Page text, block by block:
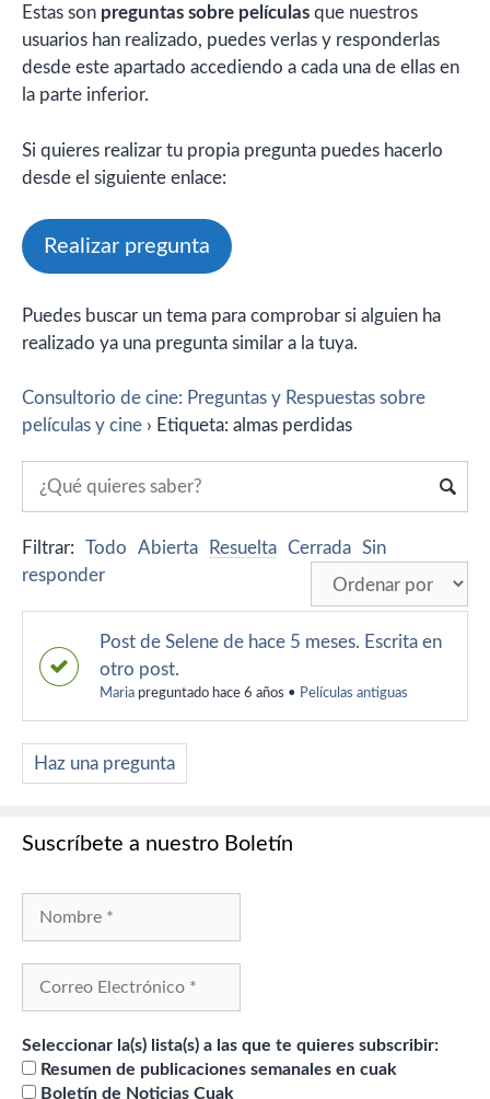
Estas son preguntas sobre películas que nuestros
usuarios han realizado, puedes verlas y responderlas
desde este apartado accediendo a cada una de ellas en
la parte inferior.
Si quieres realizar tu propia pregunta puedes hacerlo
desde el siguiente enlace:
Realizar pregunta
Puedes buscar un tema para comprobar si alguien ha
realizado ya una pregunta similar a la tuya.
Consultorio de cine: Preguntas y Respuestas sobre
películas y cine › Etiqueta: almas perdidas
Filtrar: Todo Abierta Resuelta Cerrada Sin
responder
Post de Selene de hace 5 meses. Escrita en
otro post.
Maria preguntado hace 6 años • Películas antiguas
Haz una pregunta
Suscríbete a nuestro Boletín
Seleccionar la(s) lista(s) a las que te quieres subscribir:
Resumen de publicaciones semanales en cuak
Boletín de Noticias Cuak